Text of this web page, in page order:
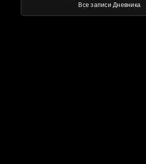
Все записи Дневника